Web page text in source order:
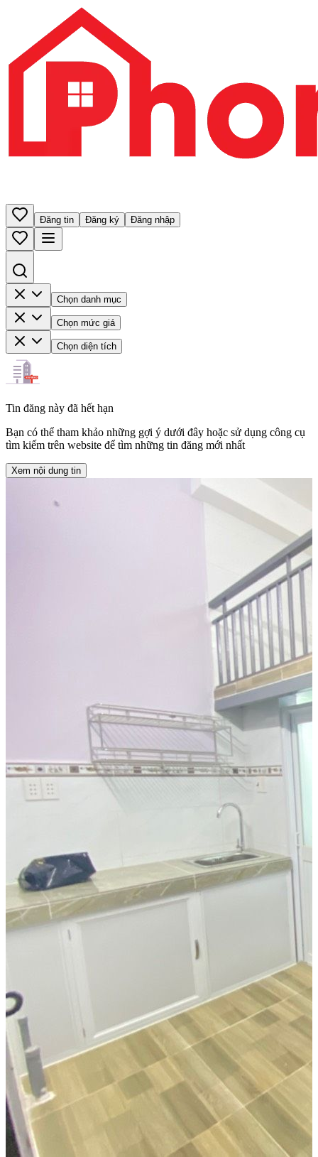
Đăng tin Đăng ký Đăng nhập
Chọn danh mục
Chọn mức giá
Chọn diện tích
Tin đăng này đã hết hạn
Bạn có thể tham khảo những gợi ý dưới đây hoặc sử dụng công cụ
tìm kiếm trên website để tìm những tin đăng mới nhất
Xem nội dung tin